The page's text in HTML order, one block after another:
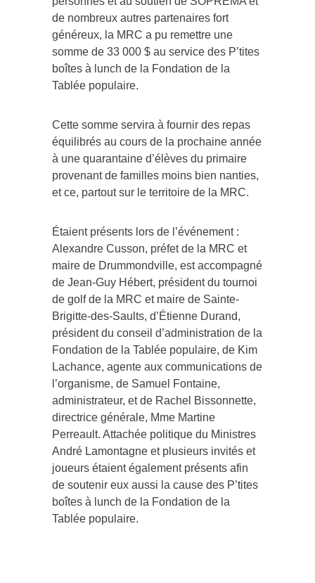
de nombreux autres partenaires fort
généreux, la MRC a pu remettre une
somme de 33 000 $ au service des P’tites
boîtes à lunch de la Fondation de la
Tablée populaire.
Cette somme servira à fournir des repas
équilibrés au cours de la prochaine année
à une quarantaine d’élèves du primaire
provenant de familles moins bien nanties,
et ce, partout sur le territoire de la MRC.
Étaient présents lors de l’événement :
Alexandre Cusson, préfet de la MRC et
maire de Drummondville, est accompagné
de Jean-Guy Hébert, président du tournoi
de golf de la MRC et maire de Sainte-
Brigitte-des-Saults, d’Étienne Durand,
président du conseil d’administration de la
Fondation de la Tablée populaire, de Kim
Lachance, agente aux communications de
l’organisme, de Samuel Fontaine,
administrateur, et de Rachel Bissonnette,
directrice générale, Mme Martine
Perreault. Attachée politique du Ministres
André Lamontagne et plusieurs invités et
joueurs étaient également présents afin
de soutenir eux aussi la cause des P’tites
boîtes à lunch de la Fondation de la
Tablée populaire.